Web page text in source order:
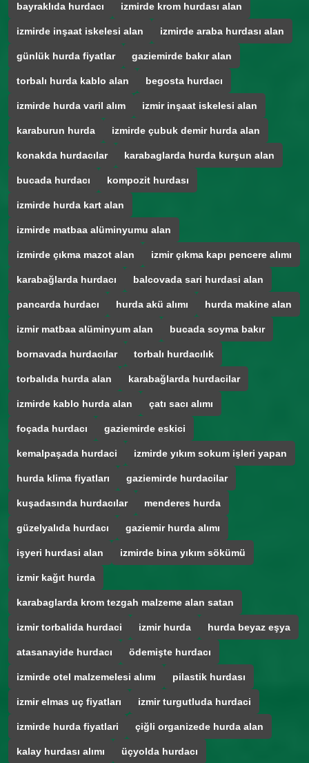
bayraklıda hurdacı izmirde krom hurdası alan
izmirde inşaat iskelesi alan izmirde araba hurdası alan
günlük hurda fiyatlar gaziemirde bakır alan
torbalı hurda kablo alan begosta hurdacı
izmirde hurda varil alım izmir inşaat iskelesi alan
karaburun hurda izmirde çubuk demir hurda alan
konakda hurdacılar karabaglarda hurda kurşun alan
bucada hurdacı kompozit hurdası
izmirde hurda kart alan
izmirde matbaa alüminyumu alan
izmirde çıkma mazot alan izmir çıkma kapı pencere alımı
karabağlarda hurdacı balcovada sari hurdasi alan
pancarda hurdacı hurda akü alımı hurda makine alan
izmir matbaa alüminyum alan bucada soyma bakır
bornavada hurdacılar torbalı hurdacılık
torbalıda hurda alan karabağlarda hurdacilar
izmirde kablo hurda alan çatı sacı alımı
foçada hurdacı gaziemirde eskici
kemalpaşada hurdaci izmirde yıkım sokum işleri yapan
hurda klima fiyatları gaziemirde hurdacilar
kuşadasında hurdacılar menderes hurda
güzelyalıda hurdacı gaziemir hurda alımı
işyeri hurdasi alan izmirde bina yıkım sökümü
izmir kağıt hurda
karabaglarda krom tezgah malzeme alan satan
izmir torbalida hurdaci izmir hurda hurda beyaz eşya
atasanayide hurdacı ödemişte hurdacı
izmirde otel malzemelesi alımı pilastik hurdası
izmir elmas uç fiyatları izmir turgutluda hurdaci
izmirde hurda fiyatlari çiğli organizede hurda alan
kalay hurdası alımı üçyolda hurdacı